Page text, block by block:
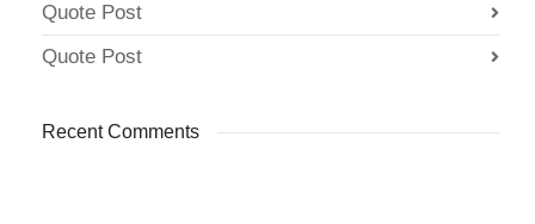
Quote Post
Quote Post
Recent Comments